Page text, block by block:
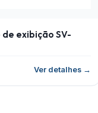
exibição SV-
Ver detalhes →